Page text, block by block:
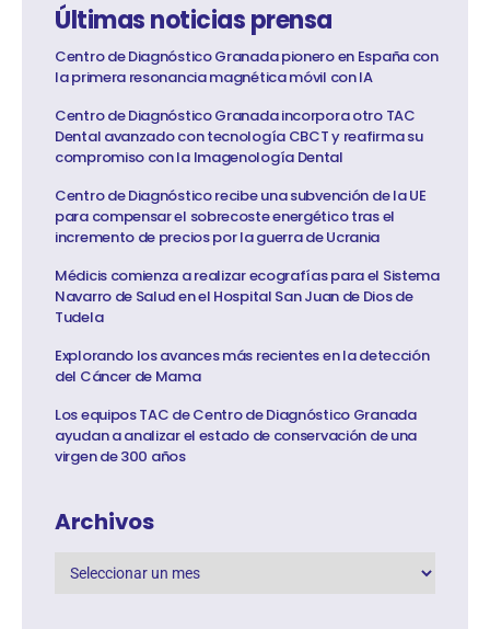
Últimas noticias prensa
Centro de Diagnóstico Granada pionero en España con
la primera resonancia magnética móvil con IA
Centro de Diagnóstico Granada incorpora otro TAC
Dental avanzado con tecnología CBCT y reafirma su
compromiso con la Imagenología Dental
Centro de Diagnóstico recibe una subvención de la UE
para compensar el sobrecoste energético tras el
incremento de precios por la guerra de Ucrania
Médicis comienza a realizar ecografías para el Sistema
Navarro de Salud en el Hospital San Juan de Dios de
Tudela
Explorando los avances más recientes en la detección
del Cáncer de Mama
Los equipos TAC de Centro de Diagnóstico Granada
ayudan a analizar el estado de conservación de una
virgen de 300 años
Archivos